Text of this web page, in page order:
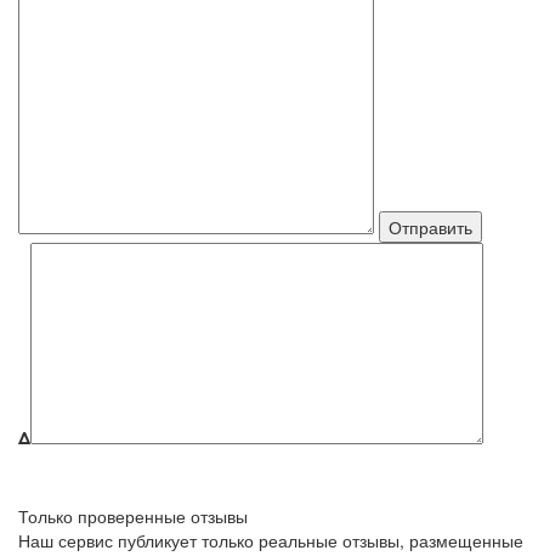
Δ
Только проверенные отзывы
Наш сервис публикует только реальные отзывы, размещенные